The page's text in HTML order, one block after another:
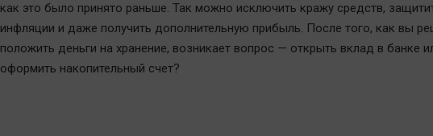
как это было принято раньше. Так можно исключить кражу средств,
инфляции и даже получить дополнительную прибыль. После того, как вы
положить деньги на хранение, возникает вопрос — открыть вклад в банке
оформить накопительный счет?